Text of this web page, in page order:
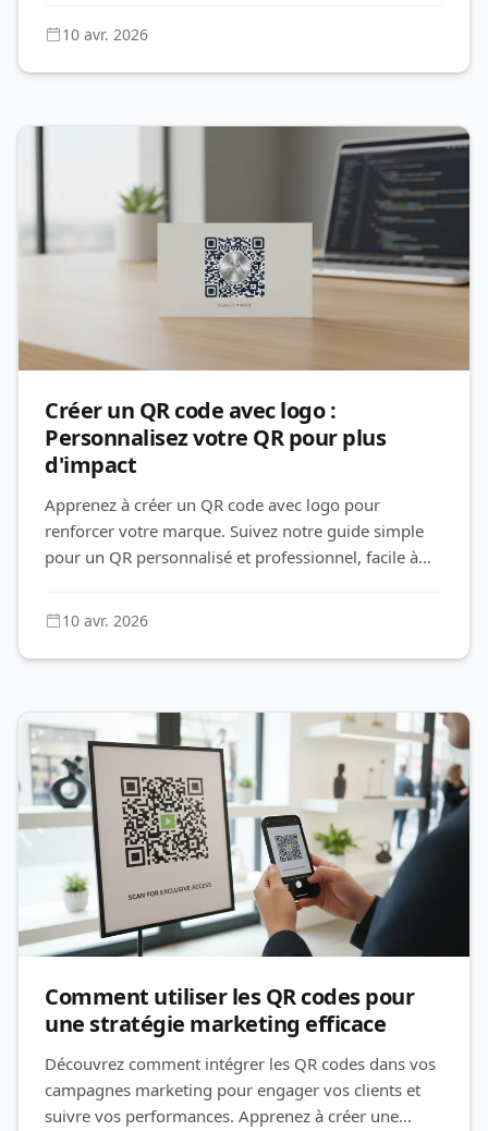
10 avr. 2026
Créer un QR code avec logo :
Personnalisez votre QR pour plus
d'impact
Apprenez à créer un QR code avec logo pour
renforcer votre marque. Suivez notre guide simple
pour un QR personnalisé et professionnel, facile à
10 avr. 2026
Comment utiliser les QR codes pour
une stratégie marketing efficace
Découvrez comment intégrer les QR codes dans vos
campagnes marketing pour engager vos clients et
suivre vos performances. Apprenez à créer une